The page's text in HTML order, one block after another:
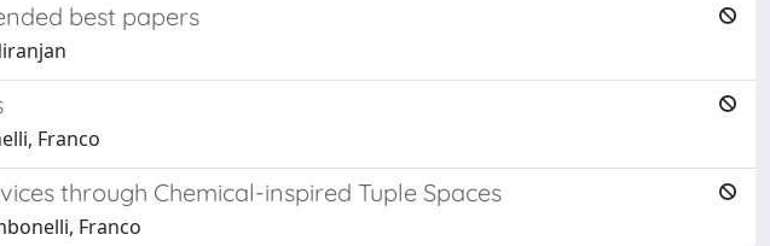
best papers
Franco
through Chemical-inspired Tuple Spaces
Franco